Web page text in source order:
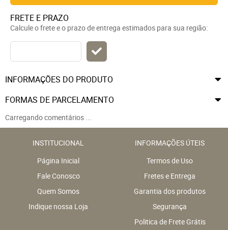
FRETE E PRAZO
Calcule o frete e o prazo de entrega estimados para sua região:
INFORMAÇÕES DO PRODUTO
FORMAS DE PARCELAMENTO
Carregando comentários ...
INSTITUCIONAL
Página Inicial
Fale Conosco
Quem Somos
Indique nossa Loja
INFORMAÇÕES ÚTEIS
Termos de Uso
Fretes e Entrega
Garantia dos produtos
Segurança
Politica de Frete Grátis